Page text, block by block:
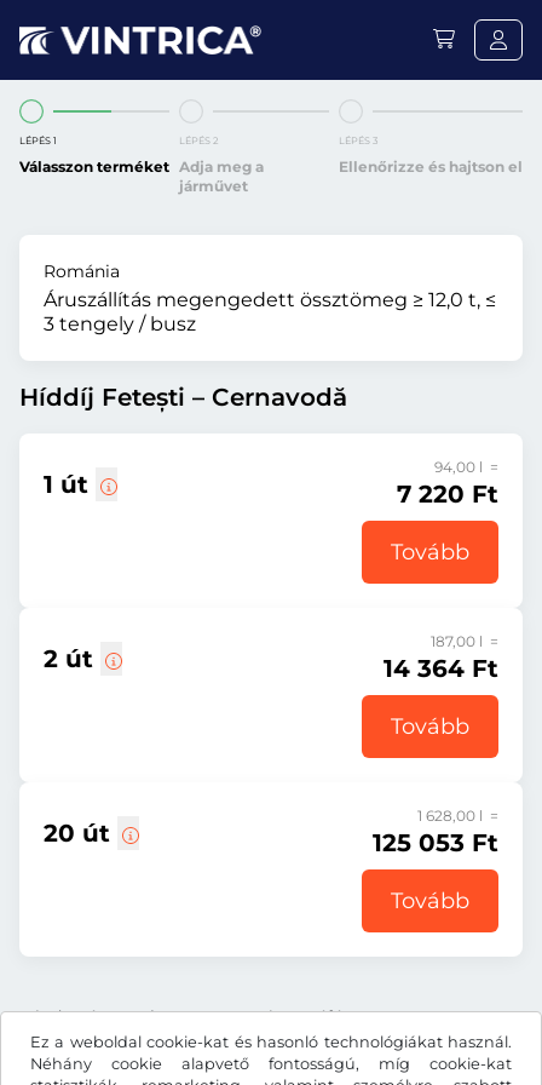
Ez a weboldal cookie-kat és hasonló technológiákat használ.
Néhány cookie alapvető fontosságú, míg cookie-kat
LÉPÉS 1
Válasszon terméket
LÉPÉS 2
Adja meg a
járművet
LÉPÉS 3
Ellenőrizze és hajtson el
Románia
Áruszállítás megengedett össztömeg ≥ 12,0 t, ≤
3 tengely / busz
Híddíj Fetești – Cernavodă
1 út
94,00 l =
7 220 Ft
Tovább
2 út
187,00 l =
14 364 Ft
Tovább
20 út
1 628,00 l =
125 053 Ft
Tovább
Minden ár tartalmazza a törvényes áfát.